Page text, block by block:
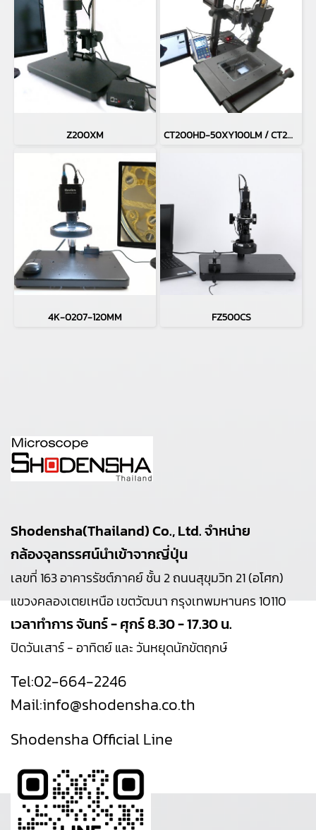
Z200XM CT200HD-50XY100LM / CT200HD-H50XY100LM
4K-0207-120MM FZ500CS
Shodensha(Thailand) Co., Ltd. จำหน่าย
กล้องจุลทรรศน์นำเข้าจากญี่ปุ่น
เลขที่ 163 อาคารรัชต์ภาคย์ ชั้น 2 ถนนสุขุมวิท 21 (อโศก)
แขวงคลองเตยเหนือ เขตวัฒนา กรุงเทพมหานคร 10110
เวลาทำการ จันทร์ - ศุกร์ 8.30 - 17.30 น.
ปิดวันเสาร์ - อาทิตย์ และ วันหยุดนักขัตฤกษ์
Tel:02-664-2246
Mail:info@shodensha.co.th
Shodensha Official Line